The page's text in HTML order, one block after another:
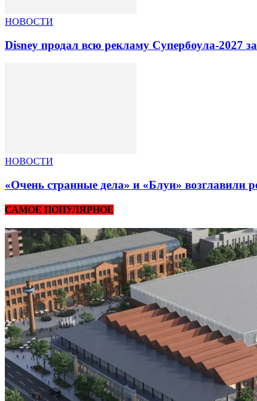
НОВОСТИ
Disney продал всю рекламу Супербоула-2027
НОВОСТИ
«Очень странные дела» и «Блуи» возглавили
САМОЕ ПОПУЛЯРНОЕ